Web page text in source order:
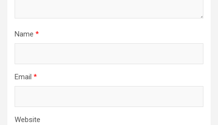
Name *
Email *
Website